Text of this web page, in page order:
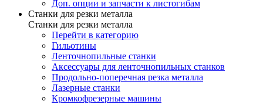
Доп. опции и запчасти к листогибам
Станки для резки металла
Станки для резки металла
Перейти в категорию
Гильотины
Ленточнопильные станки
Аксессуары для ленточнопильных станков
Продольно-поперечная резка металла
Лазерные станки
Кромкофрезерные машины